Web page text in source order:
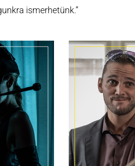
ismerhetünk.”